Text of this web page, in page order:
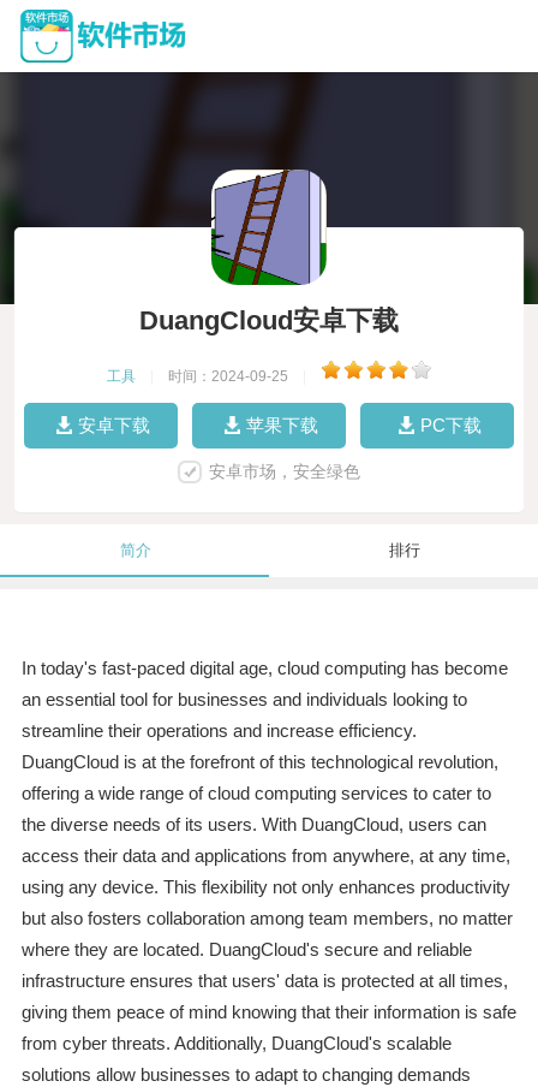
DuangCloud安卓下载
工具 时间：2024-09-25
安卓下载 苹果下载 PC下载
安卓市场，安全绿色
简介 排行
In today's fast-paced digital age, cloud computing has become
an essential tool for businesses and individuals looking to
streamline their operations and increase efficiency.
DuangCloud is at the forefront of this technological revolution,
offering a wide range of cloud computing services to cater to
the diverse needs of its users. With DuangCloud, users can
access their data and applications from anywhere, at any time,
using any device. This flexibility not only enhances productivity
but also fosters collaboration among team members, no matter
where they are located. DuangCloud's secure and reliable
infrastructure ensures that users' data is protected at all times,
giving them peace of mind knowing that their information is safe
from cyber threats. Additionally, DuangCloud's scalable
solutions allow businesses to adapt to changing demands